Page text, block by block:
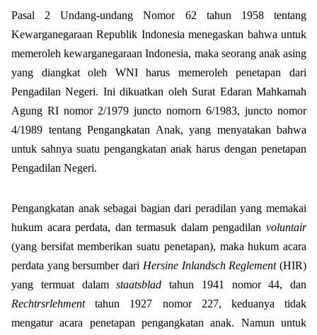
Pasal 2 Undang-undang Nomor 62 tahun 1958 tentang
Kewarganegaraan Republik Indonesia menegaskan bahwa untuk
memeroleh kewarganegaraan Indonesia, maka seorang anak asing
yang diangkat oleh WNI harus memeroleh penetapan dari
Pengadilan Negeri. Ini dikuatkan oleh Surat Edaran Mahkamah
Agung RI nomor 2/1979 juncto nomorn 6/1983, juncto nomor
4/1989 tentang Pengangkatan Anak, yang menyatakan bahwa
untuk sahnya suatu pengangkatan anak harus dengan penetapan
Pengadilan Negeri.
Pengangkatan anak sebagai bagian dari peradilan yang memakai
hukum acara perdata, dan termasuk dalam pengadilan voluntair
(yang bersifat memberikan suatu penetapan), maka hukum acara
perdata yang bersumber dari Hersine Inlandsch Reglement(HIR)
yang termuat dalamstaatsblad tahun 1941 nomor 44, dan
Rechtrsrlehmenttahun 1927 nomor 227, keduanya tidak
mengatur acara penetapan pengangkatan anak. Namun untuk